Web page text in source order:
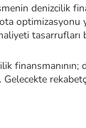
denizcilik
tasarrufları